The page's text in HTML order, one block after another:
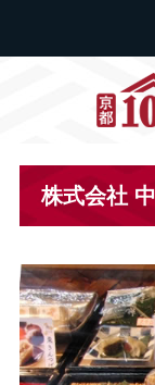
株式会社